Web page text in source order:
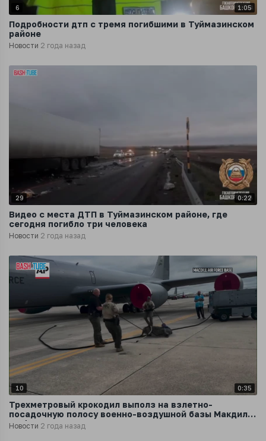
6 1:05
Подробности дтп с тремя погибшими в Туймазинском
районе
Новости 2 года назад
29 0:22
Видео с места ДТП в Туймазинском районе, где
сегодня погибло три человека
Новости 2 года назад
10 0:35
Трехметровый крокодил выполз на взлетно-
посадочную полосу военно-воздушной базы Макдилл
во Флориде
Новости 2 года назад